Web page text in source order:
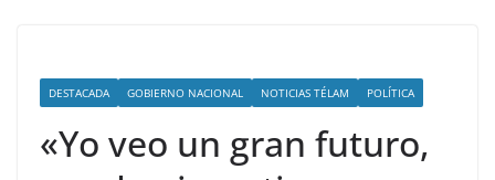
DESTACADA GOBIERNO NACIONAL NOTICIAS TÉLAM POLÍTICA
«Yo veo un gran futuro,